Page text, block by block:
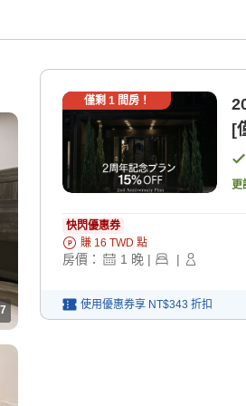
7
僅剩 1 間房！
[
更
快閃優惠券
賺 16 TWD 點
房價： 1 晚 | |
使用優惠券享 NT$343 折扣